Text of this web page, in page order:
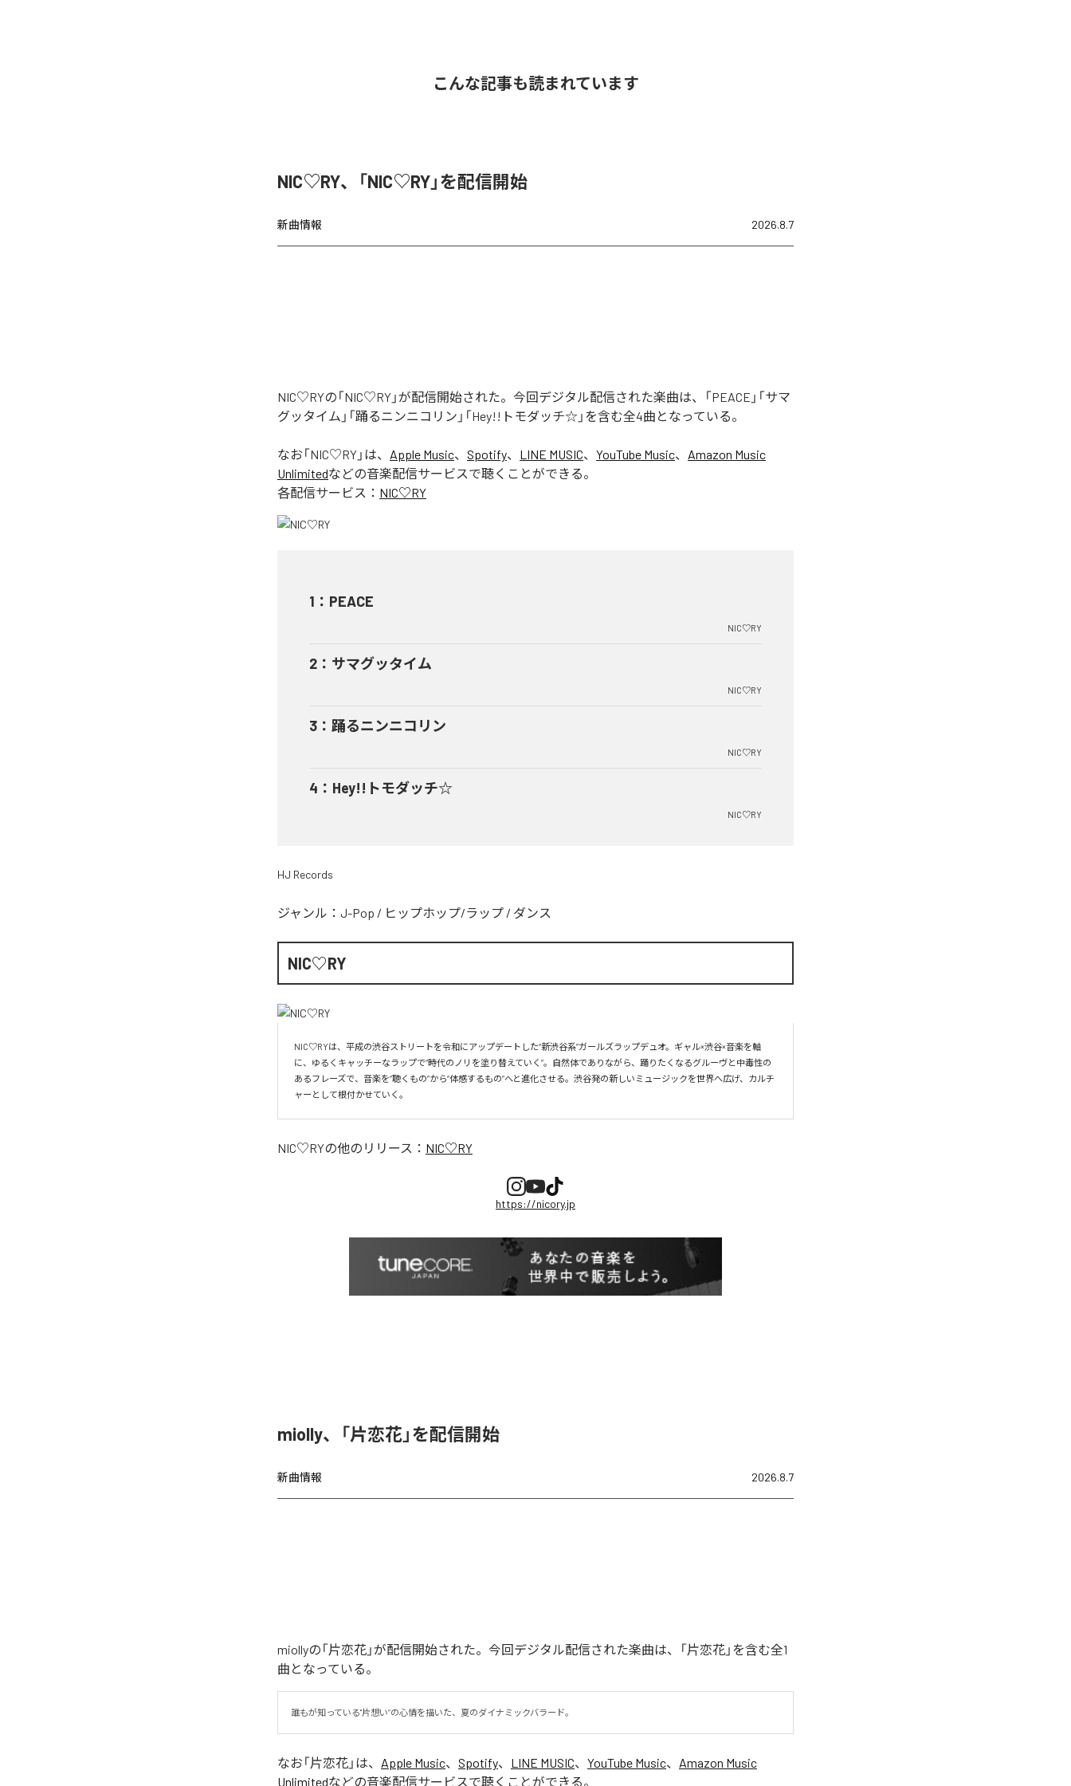
こんな記事も読まれています
NIC♡RY、「NIC♡RY」を配信開始
新曲情報 2026.8.7
NIC♡RYの「NIC♡RY」が配信開始された。今回デジタル配信された楽曲は、「PEACE」「サマ
グッタイム」「踊るニンニコリン」「Hey!!トモダッチ☆」を含む全4曲となっている。
なお「NIC♡RY 」は、 Apple Music、 Spotify、 LINE MUSIC、 YouTube Music、 Amazon Music
Unlimitedなどの音楽配信サービスで聴くことができる。
各配信サービス： NIC♡RY
1 ： PEACE
NIC♡RY
2 ： サマグッタイム
NIC♡RY
3 ： 踊るニンニコリン
NIC♡RY
4 ： Hey!!トモダッチ☆
NIC♡RY
HJ Records
ジャンル： J-Pop / ヒップホップ/ラップ / ダンス
NIC♡RY
NIC♡RYは、平成の渋谷ストリートを令和にアップデートした“新渋谷系”ガールズラップデュオ。ギャル×渋谷×音楽を軸
に、ゆるくキャッチーなラップで“時代のノリを塗り替えていく”。自然体でありながら、踊りたくなるグルーヴと中毒性の
あるフレーズで、音楽を“聴くもの”から“体感するもの”へと進化させる。渋谷発の新しいミュージックを世界へ広げ、カルチ
ャーとして根付かせていく。
NIC♡RYの他のリリース： NIC♡RY
https://nicory.jp
miolly、「片恋花」を配信開始
新曲情報 2026.8.7
miollyの「片恋花」が配信開始された。今回デジタル配信された楽曲は、「片恋花」を含む全1
曲となっている。
誰もが知っている"片想い”の心情を描いた、夏のダイナミックバラード。
なお「片恋花 」は、 Apple Music、 Spotify、 LINE MUSIC、 YouTube Music、 Amazon Music
Unlimitedなどの音楽配信サービスで聴くことができる。